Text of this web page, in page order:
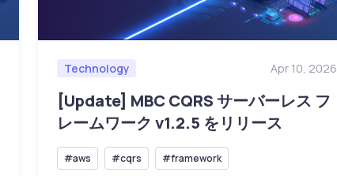
Technology Apr 10, 2026
[Update] MBC CQRS サーバーレス フ
レームワーク v1.2.5 をリリース
#aws #cqrs #framework